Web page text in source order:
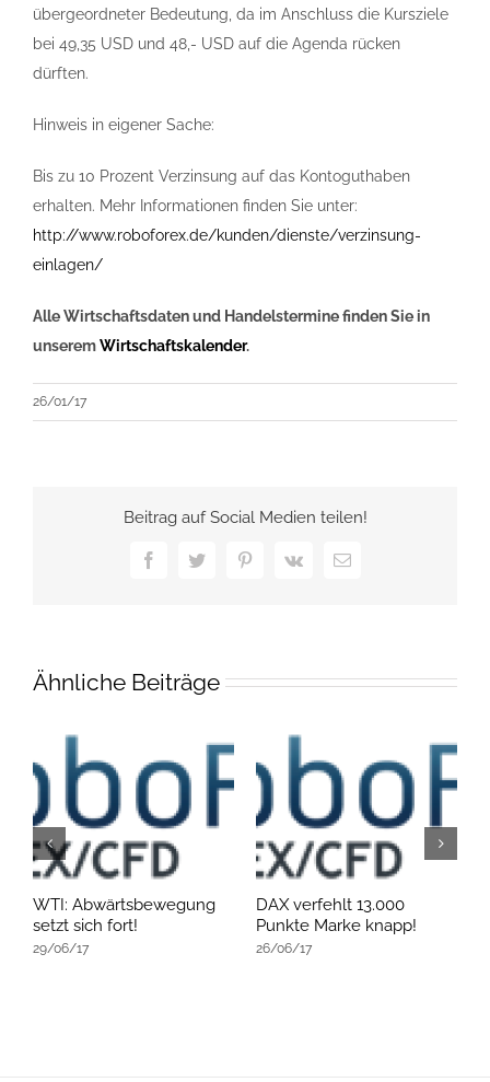
übergeordneter Bedeutung, da im Anschluss die Kursziele
bei 49,35 USD und 48,- USD auf die Agenda rücken
dürften.
Hinweis in eigener Sache:
Bis zu 10 Prozent Verzinsung auf das Kontoguthaben
erhalten. Mehr Informationen finden Sie unter:
http://www.roboforex.de/kunden/dienste/verzinsung-
einlagen/
Alle Wirtschaftsdaten und Handelstermine finden Sie in
unseremWirtschaftskalender.
26/01/17
Beitrag auf Social Medien teilen!
FacebookTwitterPinterest
Vk
E-
Ähnliche Beiträge
WTI: Abwärtsbewegung
setzt sich fort!
29/06/17
DAX verfehlt 13.000
Punkte Marke knapp!
26/06/17